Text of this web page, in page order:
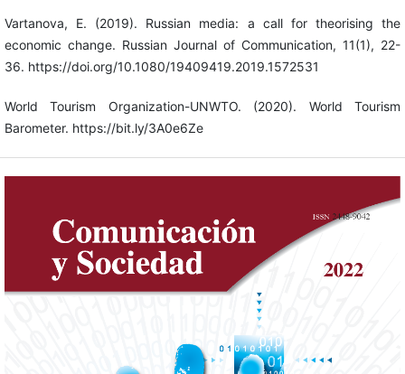
Vartanova, E. (2019). Russian media: a call for theorising the
economic change. Russian Journal of Communication, 11(1), 22-
36. https://doi.org/10.1080/19409419.2019.1572531
World Tourism Organization-UNWTO. (2020). World Tourism
Barometer. https://bit.ly/3A0e6Ze